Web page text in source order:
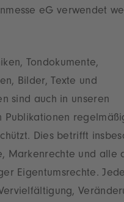
eG verwendet
Tondokumente,
Bilder, Texte und
sind auch in unseren
Publikationen
Dies betrifft
Markenrechte und alle
Eigentumsrechte. Jede